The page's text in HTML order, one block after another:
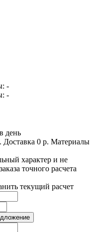
-
-
день
Доставка 0 р. Материалы
характер и не
точного расчета
текущий расчет